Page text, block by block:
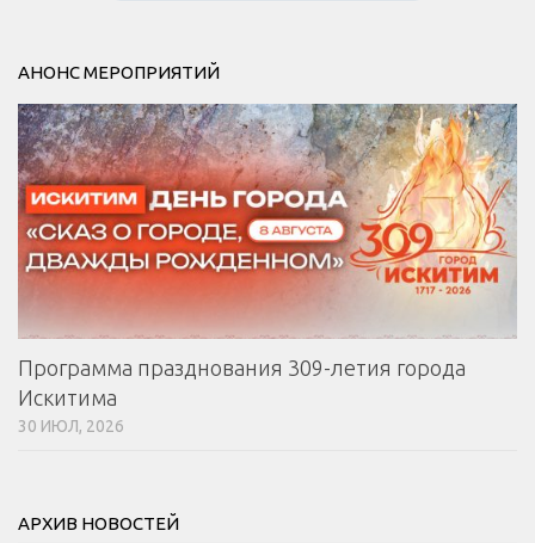
АНОНС МЕРОПРИЯТИЙ
Программа празднования 309-летия города
Искитима
30 ИЮЛ, 2026
АРХИВ НОВОСТЕЙ